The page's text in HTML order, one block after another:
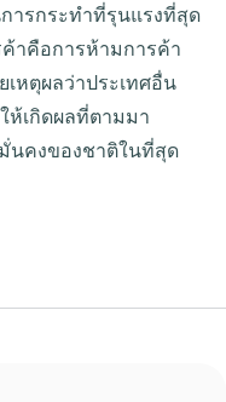
ารกระทำที่รุนแรงที่สุด
าคือการห้ามการค้า
หตุผลว่าประเทศอื่น
ห้เกิดผลที่ตามมา
นคงของชาติในที่สุด